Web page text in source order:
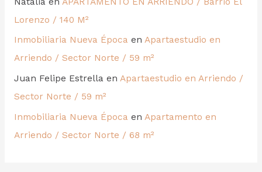
Lorenzo / 140 M²
Inmobiliaria Nueva Época en Apartaestudio en
Arriendo / Sector Norte / 59 m²
Juan Felipe Estrellaen Apartaestudio en Arriendo /
Sector Norte / 59 m²
Inmobiliaria Nueva Época en Apartamento en
Arriendo / Sector Norte / 68 m²